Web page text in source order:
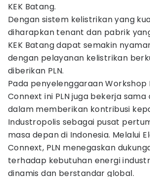
KEK Batang.
Dengan sistem kelistrikan yang
diharapkan tenant dan pabrik
KEK Batang dapat semakin
dengan pelayanan kelistrikan
diberikan PLN.
Pada penyelenggaraan
Connext ini PLN juga bekerja sama
dalam memberikan kontribusi
Industropolis sebagai pusat
masa depan di Indonesia. Melalui
Connext, PLN menegaskan
terhadap kebutuhan energi
dinamis dan berstandar global.